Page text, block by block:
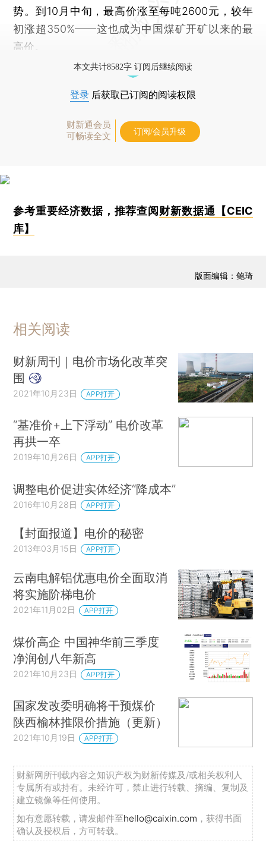
势。到10月中旬，最高价涨至每吨2600元，较年
初涨超350%——这也成为中国煤矿开矿以来的最
高价。
本文共计8582字 订阅后继续阅读
登录 后获取已订阅的阅读权限
财新通会员
可畅读全文
订阅/会员升级
参考重要经济数据，推荐查阅 财新数据通【CEIC
库】
版面编辑：鲍琦
相关阅读
财新周刊｜电价市场化改革突
围
2021年10月23日 APP打开
“基准价+上下浮动” 电价改革
再拱一卒
2019年10月26日 APP打开
调整电价促进实体经济“降成本”
2016年10月28日 APP打开
【封面报道】电价的秘密
2013年03月15日 APP打开
云南电解铝优惠电价全面取消
将实施阶梯电价
2021年11月02日 APP打开
煤价高企 中国神华前三季度
净润创八年新高
2021年10月23日 APP打开
国家发改委明确将干预煤价
陕西榆林推限价措施（更新）
2021年10月19日 APP打开
财新网所刊载内容之知识产权为财新传媒及/或相关权利人
专属所有或持有。未经许可，禁止进行转载、摘编、复制及
建立镜像等任何使用。
如有意愿转载，请发邮件至hello@caixin.com ，获得书面
确认及授权后，方可转载。